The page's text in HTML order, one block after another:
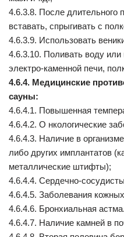
4.6.3.8. После длительного
вставать, спрыгивать с
4.6.3.9. Использовать
4.6.3.10. Поливать воду
электро-каменной печи,
4.6.4. Медицинские
сауны:
4.6.4.1. Повышенная
4.6.4.2. О нкологические
4.6.4.3. Наличие в
либо других имплантатов
металлические штифты);
4.6.4.4. Сердечно-
4.6.4.5. Заболевания
4.6.4.6. Бронхиальная астма.
4.6.4.7. Наличие камней в